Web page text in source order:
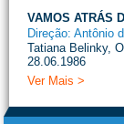
VAMOS ATRÁS
Direção: Antônio
Tatiana Belinky,
28.06.1986
Ver Mais >